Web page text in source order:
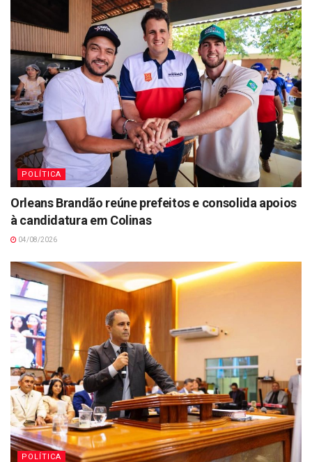
POLÍTICA
Orleans Brandão reúne prefeitos e consolida apoios
à candidatura em Colinas
04/08/2026
POLÍTICA